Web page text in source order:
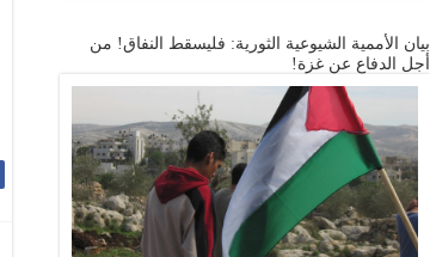
بيان الأممية الشيوعية الثورية: فليسقط النفاق! من
أجل الدفاع عن غزة!